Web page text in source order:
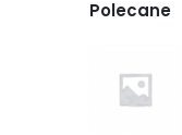
Polecane